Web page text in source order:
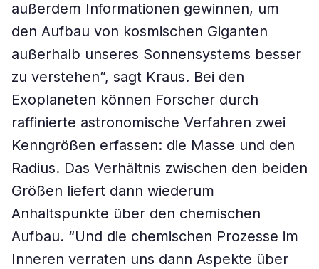
außerdem Informationen gewinnen, um
den Aufbau von kosmischen Giganten
außerhalb unseres Sonnensystems besser
zu verstehen”, sagt Kraus. Bei den
Exoplaneten können Forscher durch
raffinierte astronomische Verfahren zwei
Kenngrößen erfassen: die Masse und den
Radius. Das Verhältnis zwischen den beiden
Größen liefert dann wiederum
Anhaltspunkte über den chemischen
Aufbau. “Und die chemischen Prozesse im
Inneren verraten uns dann Aspekte über